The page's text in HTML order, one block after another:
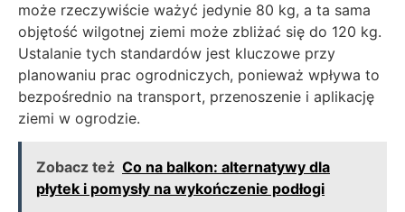
może rzeczywiście ważyć jedynie 80 kg, a ta sama
objętość wilgotnej ziemi może zbliżać się do 120 kg.
Ustalanie tych standardów jest kluczowe przy
planowaniu prac ogrodniczych, ponieważ wpływa to
bezpośrednio na transport, przenoszenie i aplikację
ziemi w ogrodzie.
Zobacz też Co na balkon: alternatywy dla
płytek i pomysły na wykończenie podłogi